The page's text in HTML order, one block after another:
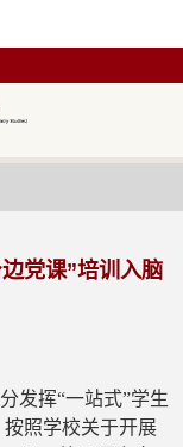
党课”培训入脑
发挥“一站式”学生
照学校关于开展